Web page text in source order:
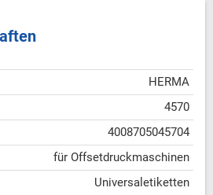
HERMA
4570
4008705045704
für Offsetdruckmaschinen
Universaletiketten